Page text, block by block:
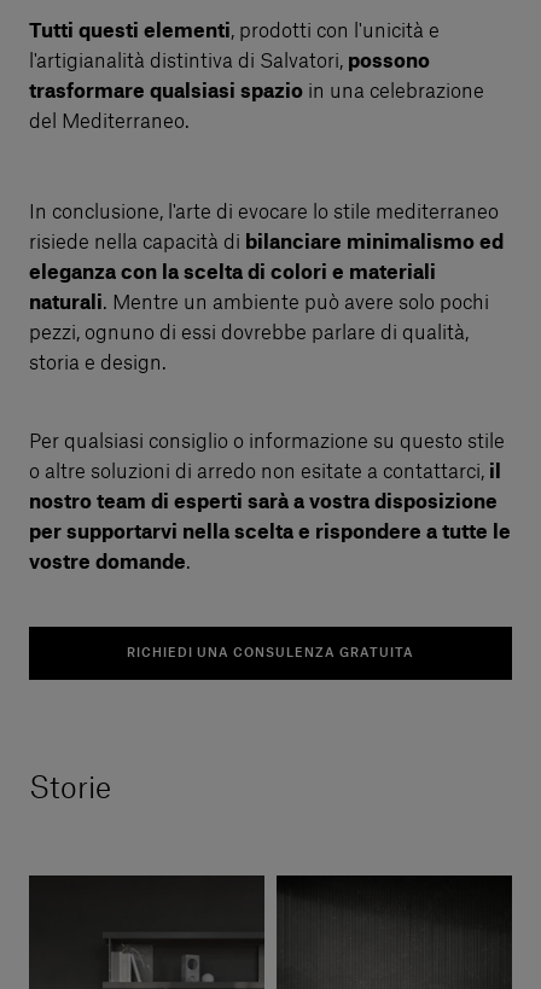
Tutti questi elementi, prodotti con l'unicità e
l'artigianalità distintiva di Salvatori, possono
trasformare qualsiasi spazio in una celebrazione
del Mediterraneo.
In conclusione, l'arte di evocare lo stile mediterraneo
risiede nella capacità di bilanciare minimalismo ed
eleganza con la scelta di colori e materiali
naturali. Mentre un ambiente può avere solo pochi
pezzi, ognuno di essi dovrebbe parlare di qualità,
storia e design.
Per qualsiasi consiglio o informazione su questo stile
o altre soluzioni di arredo non esitate a contattarci, il
nostro team di esperti sarà a vostra disposizione
per supportarvi nella scelta e rispondere a tutte le
vostre domande.
RICHIEDI UNA CONSULENZA GRATUITA
Storie